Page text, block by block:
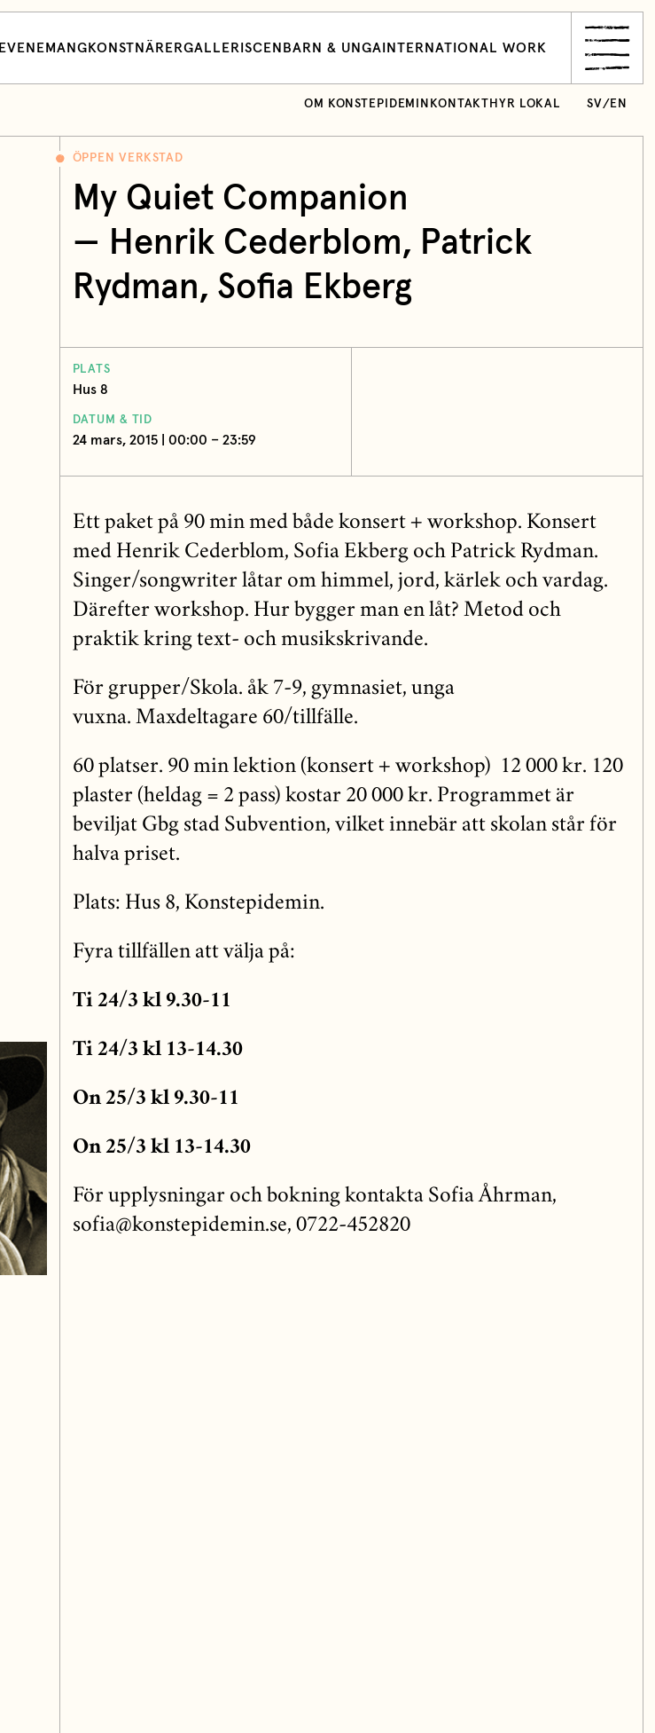
EVENEMANG KONSTNÄRERGALLERI SCEN BARN & UNGA INTERNATIONAL WORK
OM KONSTEPIDEMIN KONTAKT HYR LOKAL SV/ EN
ÖPPEN VERKSTAD
My Quiet Companion
— Henrik Cederblom, Patrick
Rydman, Sofia Ekberg
PLATS
Hus 8
DATUM & TID
24 mars, 2015 | 00:00 – 23:59
Ett paket på 90 min med både konsert + workshop. Konsert
med Henrik Cederblom, Sofia Ekberg och Patrick Rydman.
Singer/songwriter låtar om himmel, jord, kärlek och vardag.
Därefter workshop. Hur bygger man en låt? Metod och
praktik kring text- och musikskrivande.
För grupper/Skola. åk 7-9, gymnasiet, unga
vuxna. Maxdeltagare 60/tillfälle.
60 platser. 90 min lektion (konsert + workshop) 12 000 kr. 120
plaster (heldag = 2 pass) kostar 20 000 kr. Programmet är
beviljat Gbg stad Subvention, vilket innebär att skolan står för
halva priset.
Plats: Hus 8, Konstepidemin.
Fyra tillfällen att välja på:
Ti 24/3 kl 9.30-11
Ti 24/3 kl 13-14.30
On 25/3 kl 9.30-11
On 25/3 kl 13-14.30
För upplysningar och bokning kontakta Sofia Åhrman,
sofia@konstepidemin.se, 0722-452820